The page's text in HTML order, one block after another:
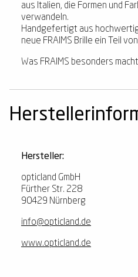
aus Italien, die Formen und
verwandeln.
Handgefertigt aus
neue FRAIMS Brille ein Teil
Was FRAIMS besonders
Hersteller:
opticland GmbH
Fürther Str. 228
90429 Nürnberg
info@opticland.de
www.opticland.de